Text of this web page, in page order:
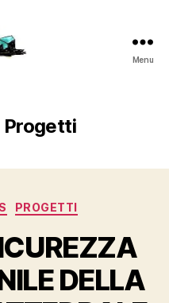
Menu
Progetti
PROGETTI
DELLA